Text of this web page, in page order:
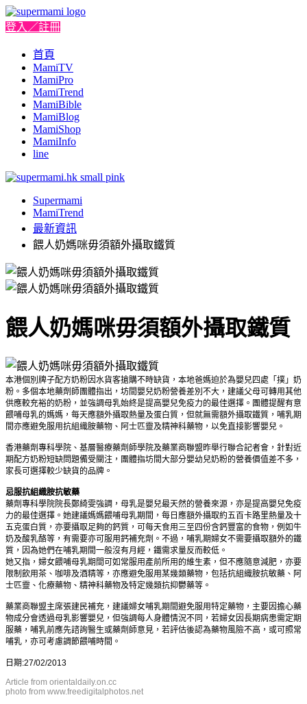
登入／註冊
首頁
MamiTV
MamiPro
MamiTrend
MamiBible
MamiBlog
MamiShop
MamiInfo
line
Supermami
MamiTrend
最新資訊
餵人奶媽咪毋須額外攝取鐵質
餵人奶媽咪毋須額外攝取鐵質
本港個別牌子配方奶粉因水貨客搶購不時缺貨，本地爸媽迫於為嬰兒四處「撲」奶
粉。多個本地藥劑師團體指出，坊間嬰兒奶粉營養差別不大，建議父母可轉用其他
供應較充裕的奶粉，並強調母乳始終是提高嬰兒免疫力的最佳選擇。團體提醒有意
餵哺母乳的媽媽，每天應額外攝取熱量及蛋白質，但就無需額外攝取鐵質，哺乳期
間亦應避免服用抗組織胺藥物、阿士匹靈及精神科藥物，以免直接影響嬰兒。
香港藥劑專科學院、基層醫療藥劑師學院及藥業商聯盟昨舉行聯合記者會，針對近
期配方奶粉短缺問題備受關注，團體指坊間大部分嬰幼兒奶粉的營養價值差不多，
家長可選擇較少缺貨的品牌。
忌服抗組織胺抗敏藥
藥劑專科學院院長鄭綺雯強調，母乳是嬰兒最天然的營養來源，亦是提高嬰兒免疫
力的最佳選擇。她建議媽媽餵哺母乳期間，每日應額外攝取約五百卡路里熱量及十
五克蛋白質，亦要攝取足夠的鈣質，可每天食用三至四份含鈣豐富的食物，例如牛
奶及酸乳酪等，有需要亦可服用鈣補充劑。不過，哺乳期婦女不需要攝取額外的鐵
質，因為她們在哺乳期間一般沒有月經，鐵需求量反而較低。
她又指，婦女餵哺母乳期間可如常服用產前所用的維生素，但不應隨意減肥，亦要
限制飲用茶、咖啡及酒精等，亦應避免服用某幾類藥物，包括抗組織胺抗敏藥、阿
士匹靈、化療藥物、精神科藥物及特定幾類抗抑鬱藥等。
藥業商聯盟主席張建民補充，建議婦女哺乳期間避免服用特定藥物，主要因擔心藥
物成分會透過母乳影響嬰兒，但強調每人身體情況不同，若婦女因長期病患需定期
服藥，哺乳前應先諮詢醫生或藥劑師意見，若評估後認為藥物風險不高，或可照常
哺乳，亦可考慮調節餵哺時間。
日期:27/02/2013
Article from orientaldaily.on.cc
photo from www.freedigitalphotos.net